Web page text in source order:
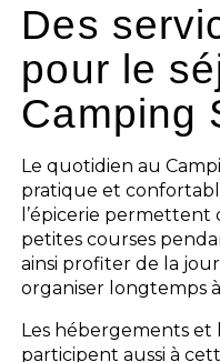
Les
Des
pour le
Camping
Le quotidien au
pratique et
l’épicerie permettent
petites courses
ainsi profiter de la
organiser longtemps à
Les hébergements et
participent aussi à